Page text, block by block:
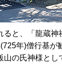
と、「龍蔵神
年)僧行基が
山の氏神様とし